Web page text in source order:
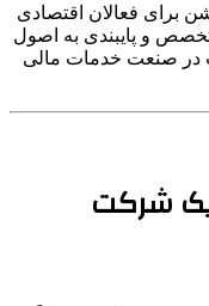
برای فعالان اقتصادی
و پایبندی به اصول
در صنعت خدمات مالی
یک شرکت